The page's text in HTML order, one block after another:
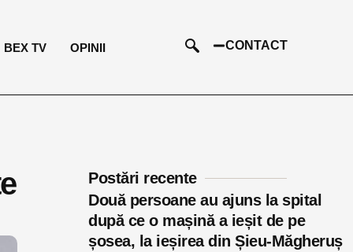
BEX TV OPINII CONTACT
Postări recente
Două persoane au ajuns la spital
după ce o mașină a ieșit de pe
șosea, la ieșirea din Șieu-Măgheruș